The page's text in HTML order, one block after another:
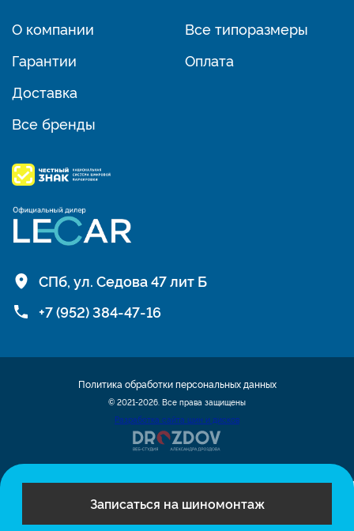
Записаться на шиномонтаж
О компании
Гарантии
Доставка
Все бренды
Все типоразмеры
Оплата
СПб, ул. Седова 47 лит Б
+7 (952) 384-47-16
© 2021-2026. Все права защищены
Разработка сайта шин и дисков
Политика обработки персональных данных